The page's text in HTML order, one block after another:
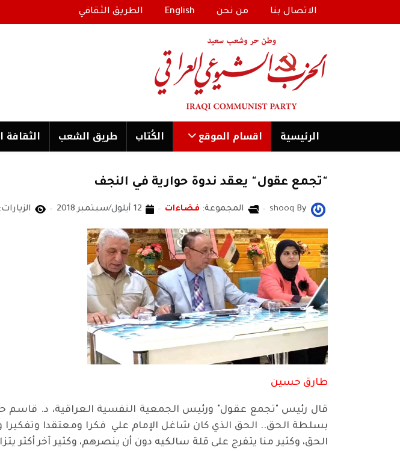
الاتصال بنا من نحن English الطريق الثقافي
الرئیسية اقسام الموقع الكُتاب طریق الشعب الثقافة
"تجمع عقول" يعقد ندوة حوارية في النجف
By
shooq المجموعة: فضاءات 12 أيلول/سبتمبر 2018 الزيارات: 2687
طارق حسين
قال رئيس "تجمع عقول" ورئيس الجمعية النفسية العراقية، د.
بسلطة الحق.. الحق الذي كان شاغل الإمام علي فكرا ومعتقدا وتفكيرا
الحق، وكثير منا يتفرج على قلة سالكيه دون أن ينصرهم، وكثير آخر أكثر